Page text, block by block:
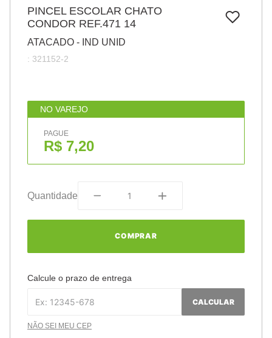
PINCEL ESCOLAR CHATO
CONDOR REF.471 14
ATACADO - IND UNID
: 321152-2
NO VAREJO
PAGUE
R$ 7,20
Quantidade
COMPRAR
Calcule o prazo de entrega
CALCULAR
NÃO SEI MEU CEP
pincel
cola
barbante